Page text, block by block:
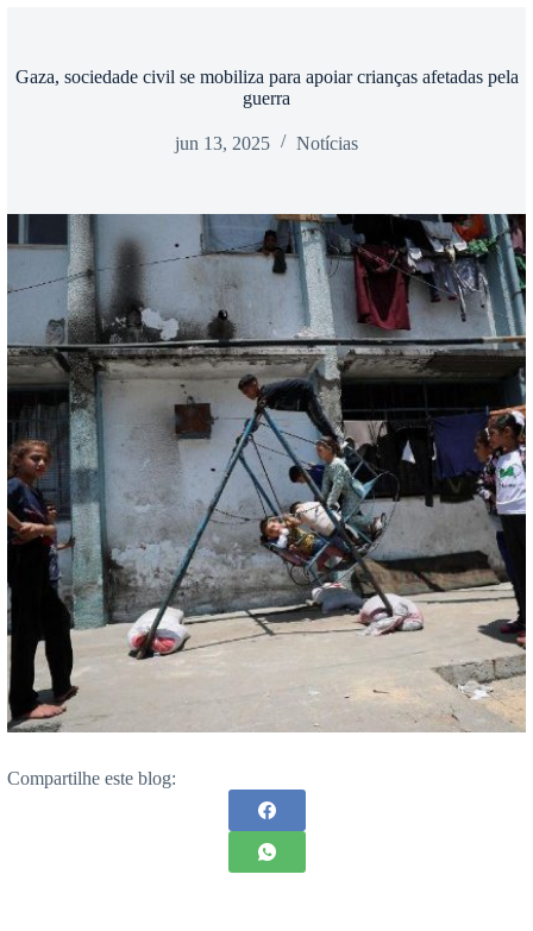
Gaza, sociedade civil se mobiliza para apoiar crianças afetadas pela
guerra
jun 13, 2025 Notícias
Compartilhe este blog: